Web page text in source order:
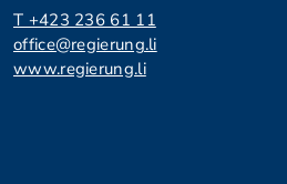
T +423 236 61 11
office@regierung.li
www.regierung.li